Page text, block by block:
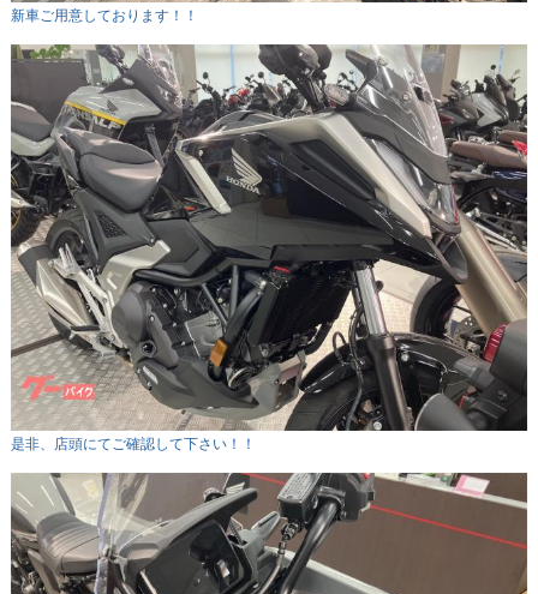
新車ご用意しております！！
是非、店頭にてご確認して下さい！！